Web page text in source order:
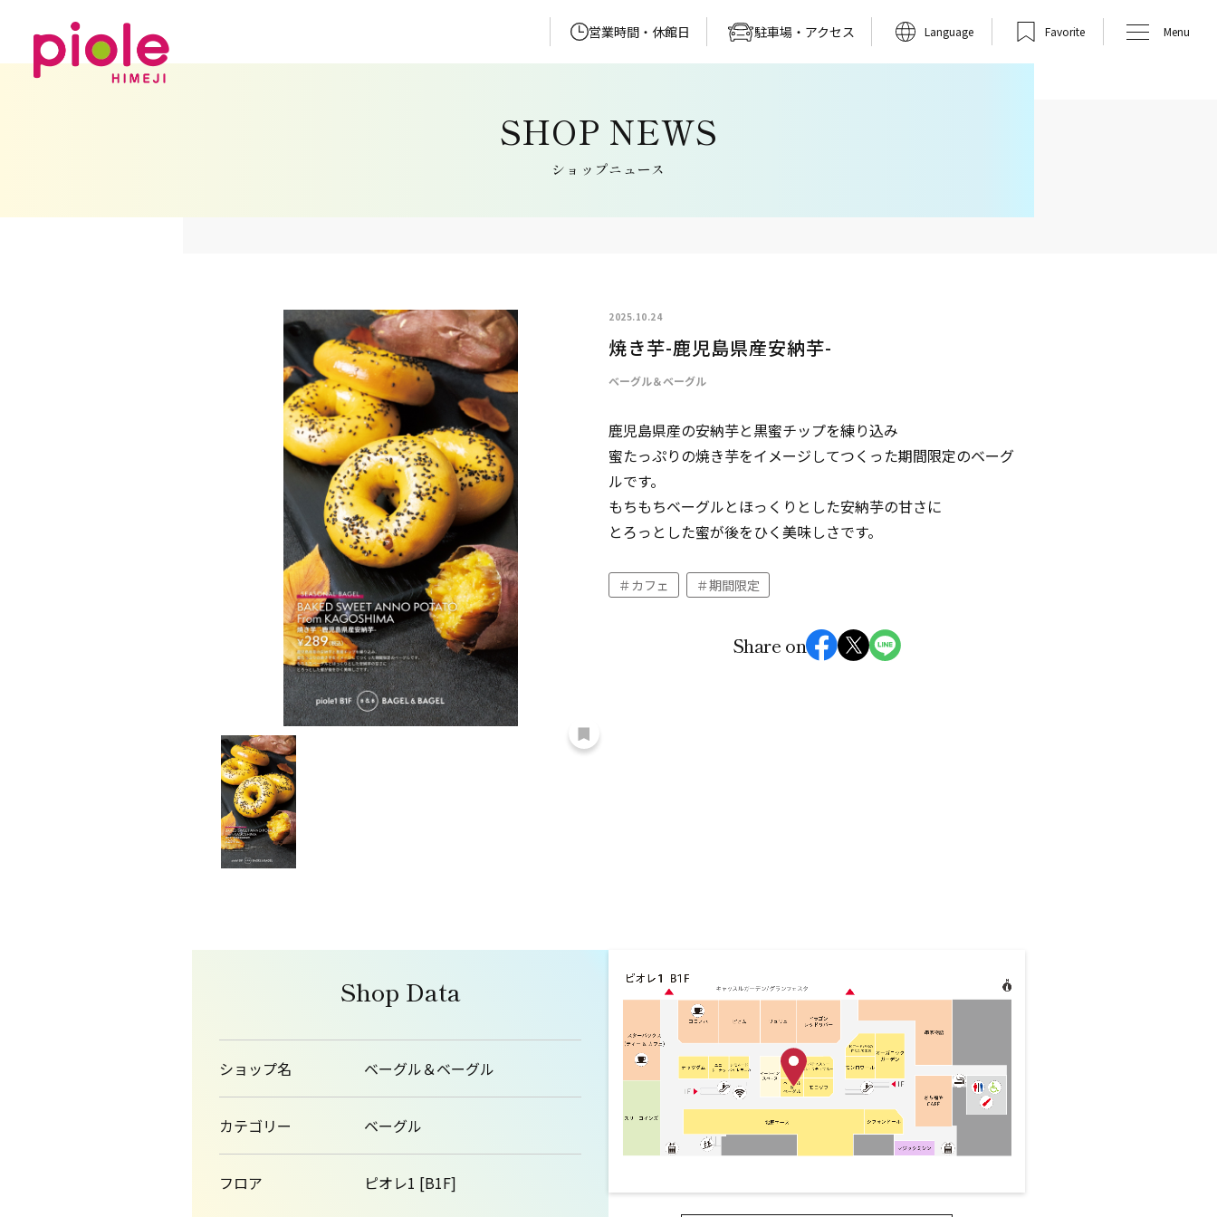
営業時間・休館日 駐車場・アクセス Favorite
Language Menu
ショップニュース
2025.10.24
焼き芋-鹿児島県産安納芋-
ベーグル＆ベーグル
鹿児島県産の安納芋と黒蜜チップを練り込み
蜜たっぷりの焼き芋をイメージしてつくった期間限定のベーグ
ルです。
もちもちベーグルとほっくりとした安納芋の甘さに
とろっとした蜜が後をひく美味しさです。
カフェ 期間限定
Share on
Shop Data
ショップ名 ベーグル＆ベーグル
カテゴリー ベーグル
フロア ピオレ1 [B1F]